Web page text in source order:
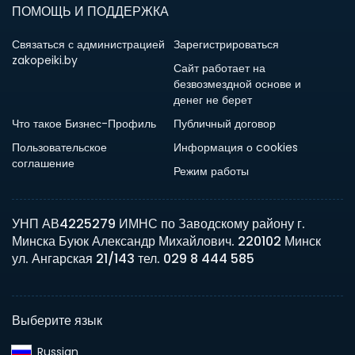
ПОМОЩЬ И ПОДДЕРЖКА
Связаться с администрацией
zakopeiki.by
Зарегистрироваться
Сайт работает на
безвозмездной основе и
денег не берет
Что такое Бизнес-Профиль
Публичный договор
Пользовательское
соглашение
Информация о cookies
Режим работы
УНП АВ4225279 ИМНС по Заводскому району г.
Минска Буюк Александр Михайлович. 220102 Минск
ул. Ангарская 21/143 тел. 029 8 444 585
Выберите язык
Russian‎